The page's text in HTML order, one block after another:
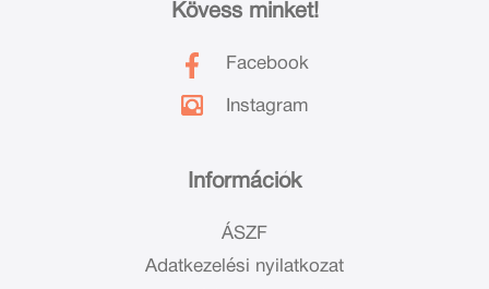
Információk
ÁSZF
Adatkezelési nyilatkozat
Kövess minket!
Facebook
Instagram